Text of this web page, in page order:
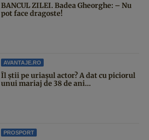
BANCUL ZILEI. Badea Gheorghe: – Nu
pot face dragoste!
AVANTAJE.RO
Îl știi pe uriașul actor? A dat cu piciorul
unui mariaj de 38 de ani...
PROSPORT